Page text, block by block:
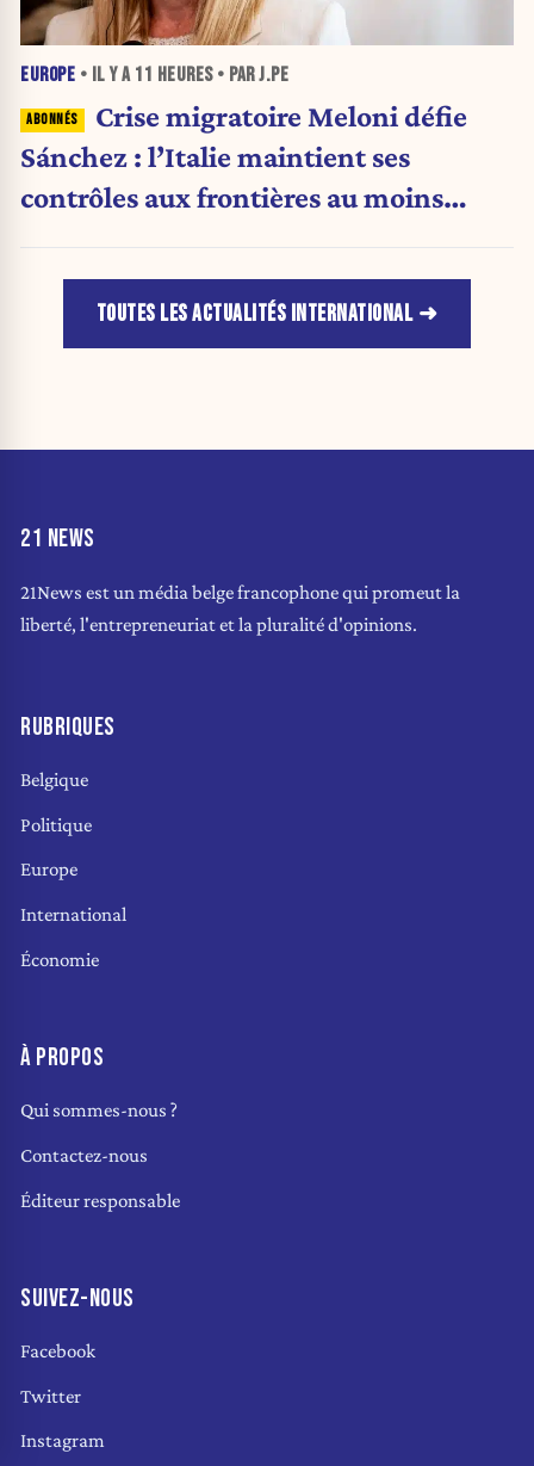
EUROPE • IL Y A 11 HEURES• PAR J.PE
Crise migratoire Meloni défie
Sánchez : l’Italie maintient ses
contrôles aux frontières au moins
TOUTES LES ACTUALITÉS INTERNATIONAL
21 NEWS
21News est un média belge francophone qui promeut la
liberté, l'entrepreneuriat et la pluralité d'opinions.
RUBRIQUES
Belgique
Politique
Europe
International
Économie
À PROPOS
Qui sommes-nous ?
Contactez-nous
Éditeur responsable
SUIVEZ-NOUS
Facebook
Twitter
Instagram